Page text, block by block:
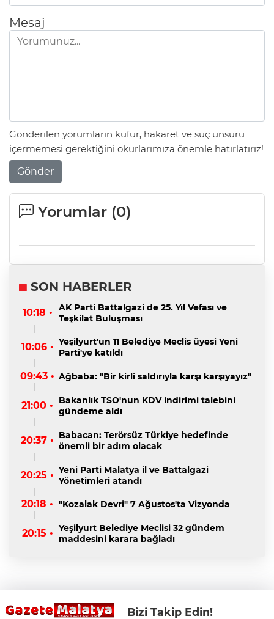
Mesaj
Gönderilen yorumların küfür, hakaret ve suç unsuru
içermemesi gerektiğini okurlarımıza önemle hatırlatırız!
Gönder
Yorumlar (0)
SON HABERLER
10:18 •
AK Parti Battalgazi de 25. Yıl Vefası ve
Teşkilat Buluşması
10:06 • Yeşilyurt'un 11 Belediye Meclis üyesi Yeni
Parti'ye katıldı
09:43 • Ağbaba: "Bir kirli saldırıyla karşı karşıyayız"
21:00 •
Bakanlık TSO'nun KDV indirimi talebini
gündeme aldı
20:37 • Babacan: Terörsüz Türkiye hedefinde
önemli bir adım olacak
20:25 • Yeni Parti Malatya il ve Battalgazi
Yönetimleri atandı
20:18 • "Kozalak Devri" 7 Ağustos'ta Vizyonda
20:15 • Yeşilyurt Belediye Meclisi 32 gündem
maddesini karara bağladı
Bizi Takip Edin!